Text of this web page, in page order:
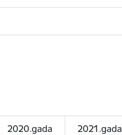
2020.gada
2021.gada